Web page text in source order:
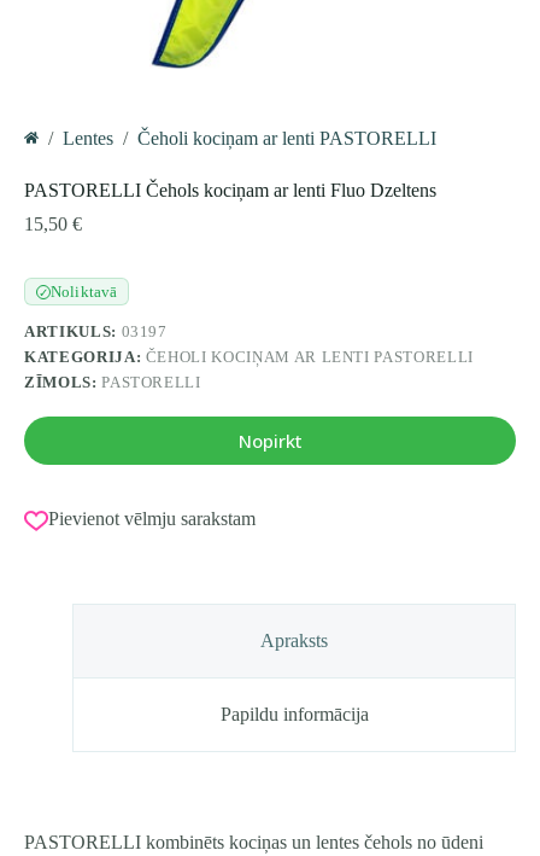
/ Lentes / Čeholi kociņam ar lenti PASTORELLI
PASTORELLI Čehols kociņam ar lenti Fluo Dzeltens
15,50 €
✓Noliktavā
ARTIKULS: 03197
KATEGORIJA: ČEHOLI KOCIŅAM AR LENTI PASTORELLI
ZĪMOLS:PASTORELLI
Nopirkt
Pievienot vēlmju sarakstam
Apraksts
Papildu informācija
PASTORELLI kombinēts kociņas un lentes čehols no ūdeni